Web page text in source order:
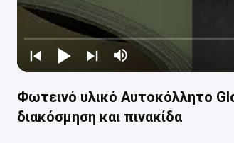
Φωτεινό υλικό Αυτοκόλλητο
διακόσμηση και πινακίδα